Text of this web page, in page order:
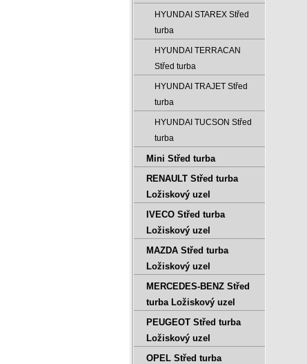
HYUNDAI STAREX Střed
turba
HYUNDAI TERRACAN
Střed turba
HYUNDAI TRAJET Střed
turba
HYUNDAI TUCSON Střed
turba
Mini Střed turba
RENAULT Střed turba
Ložiskový uzel
IVECO Střed turba
Ložiskový uzel
MAZDA Střed turba
Ložiskový uzel
MERCEDES-BENZ Střed
turba Ložiskový uzel
PEUGEOT Střed turba
Ložiskový uzel
OPEL Střed turba